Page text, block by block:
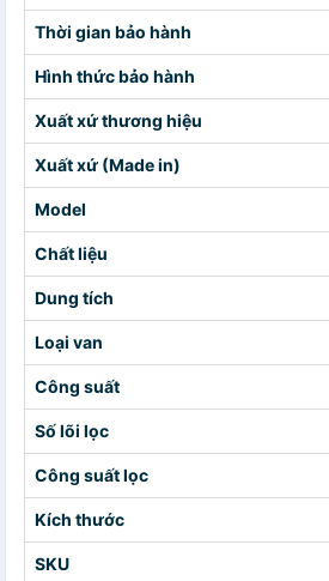
Thời gian bảo hành
Hình thức bảo hành
Xuất xứ thương hiệu
Xuất xứ (Made in)
Model
Chất liệu
Dung tích
Loại van
Công suất
Số lõi lọc
Công suất lọc
Kích thước
SKU